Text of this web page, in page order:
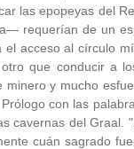
las epopeyas del
requerían de un
acceso al círculo
que conducir a
y mucho
con las
cavernas del
cuán sagrado